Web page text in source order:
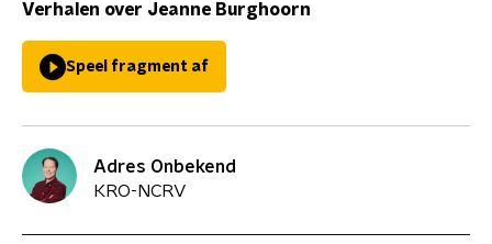
Verhalen over Jeanne Burghoorn
Speel fragment af
Adres Onbekend
KRO-NCRV